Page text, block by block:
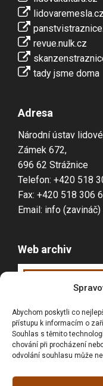
Abychom poskytli co
přístupu k informacím o
Souhlas s těmito
chování při procházení
odvolání souhlasu může
lidovaremesla.cz
revue.nulk.cz
tady jsme doma
Adresa
Národní ústav
Zámek 672,
696 62 Strážnice
Telefon: +420 518
Fax: +420 518 306
Email: info (zavináč)
Web archiv
Webarchiv
ČR
Vyhledávání